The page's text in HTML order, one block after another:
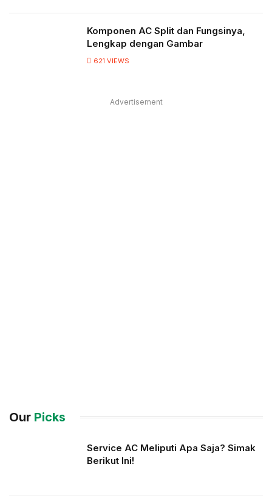
Komponen AC Split dan Fungsinya,
Lengkap dengan Gambar
621 VIEWS
Advertisement
Our Picks
Service AC Meliputi Apa Saja? Simak
Berikut Ini!